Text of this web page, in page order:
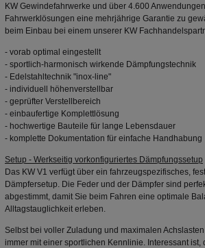
KW Gewindefahrwerke und über 4.600
Fahrwerklösungen eine mehrjährige Garantie zu
beim Einbau bei einem unserer KW
- vorab optimal eingestellt
- sportlich-harmonisch wirkende Dämpfungstechnik
- Edelstahltechnik "inox-line"
- individuell höhenverstellbar
- geprüfter Verstellbereich
- einbaufertige Komplettlösung
- hochwertige Bauteile für lange Lebensdauer
- komplette Dokumentation für einfache Handhabung
Setup - Werkseitig vorkonfiguriertes Dämpfungssetup
Das KW V1 verfügt über ein fahrzeugspezifisches,
Dämpfersetup. Die Feder und der Dämpfer sind
abgestimmt, damit Sie beim Fahren eine optimale
Alltagstauglichkeit erleben.
Selbst bei voller Zuladung und maximalen
immer mit einer sportlichen Kennlinie. Interessant ist,